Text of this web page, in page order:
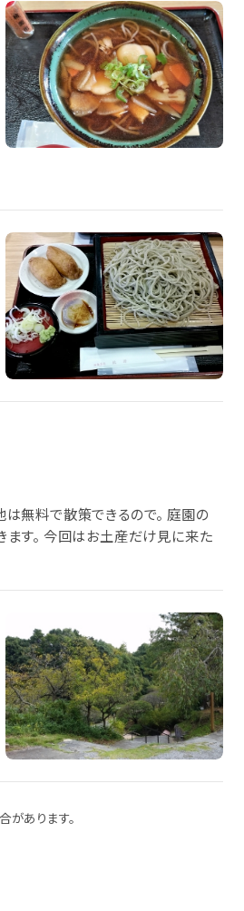
無料で散策できるので。 庭園の
す。 今回はお土産だけ見に来た
あります。